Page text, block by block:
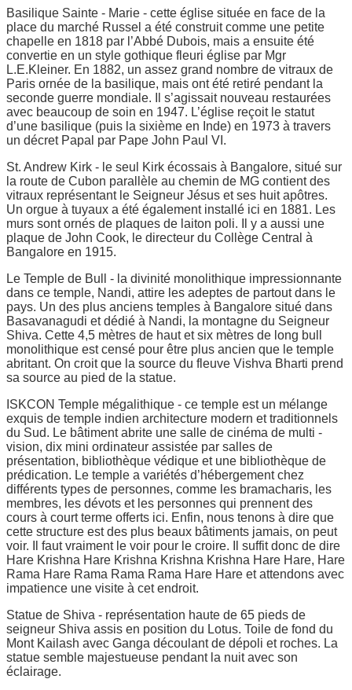
Basilique Sainte - Marie - cette église située en face de la
place du marché Russel a été construit comme une petite
chapelle en 1818 par l’Abbé Dubois, mais a ensuite été
convertie en un style gothique fleuri église par Mgr
L.E.Kleiner. En 1882, un assez grand nombre de vitraux de
Paris ornée de la basilique, mais ont été retiré pendant la
seconde guerre mondiale. Il s’agissait nouveau restaurées
avec beaucoup de soin en 1947. L’église reçoit le statut
d’une basilique (puis la sixième en Inde) en 1973 à travers
un décret Papal par Pape John Paul VI.
St. Andrew Kirk - le seul Kirk écossais à Bangalore, situé sur
la route de Cubon parallèle au chemin de MG contient des
vitraux représentant le Seigneur Jésus et ses huit apôtres.
Un orgue à tuyaux a été également installé ici en 1881. Les
murs sont ornés de plaques de laiton poli. Il y a aussi une
plaque de John Cook, le directeur du Collège Central à
Bangalore en 1915.
Le Temple de Bull - la divinité monolithique impressionnante
dans ce temple, Nandi, attire les adeptes de partout dans le
pays. Un des plus anciens temples à Bangalore situé dans
Basavanagudi et dédié à Nandi, la montagne du Seigneur
Shiva. Cette 4,5 mètres de haut et six mètres de long bull
monolithique est censé pour être plus ancien que le temple
abritant. On croit que la source du fleuve Vishva Bharti prend
sa source au pied de la statue.
ISKCON Temple mégalithique - ce temple est un mélange
exquis de temple indien architecture modern et traditionnels
du Sud. Le bâtiment abrite une salle de cinéma de multi -
vision, dix mini ordinateur assistée par salles de
présentation, bibliothèque védique et une bibliothèque de
prédication. Le temple a variétés d’hébergement chez
différents types de personnes, comme les bramacharis, les
membres, les dévots et les personnes qui prennent des
cours à court terme offerts ici. Enfin, nous tenons à dire que
cette structure est des plus beaux bâtiments jamais, on peut
voir. Il faut vraiment le voir pour le croire. Il suffit donc de dire
Hare Krishna Hare Krishna Krishna Krishna Hare Hare, Hare
Rama Hare Rama Rama Rama Hare Hare et attendons avec
impatience une visite à cet endroit.
Statue de Shiva - représentation haute de 65 pieds de
seigneur Shiva assis en position du Lotus. Toile de fond du
Mont Kailash avec Ganga découlant de dépoli et roches. La
statue semble majestueuse pendant la nuit avec son
éclairage.